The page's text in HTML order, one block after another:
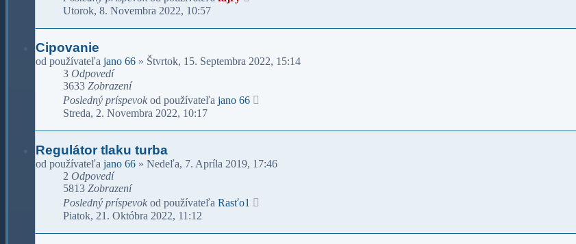
Utorok, 8. Novembra 2022, 10:57
Cipovanie
od používateľa jano 66 » Štvrtok, 15. Septembra 2022, 15:14
3 Odpovedí
3633 Zobrazení
Posledný príspevok od používateľa jano 66
Streda, 2. Novembra 2022, 10:17
Regulátor tlaku turba
od používateľa jano 66 » Nedeľa, 7. Apríla 2019, 17:46
2 Odpovedí
5813 Zobrazení
Posledný príspevok od používateľa Rasťo1
Piatok, 21. Októbra 2022, 11:12